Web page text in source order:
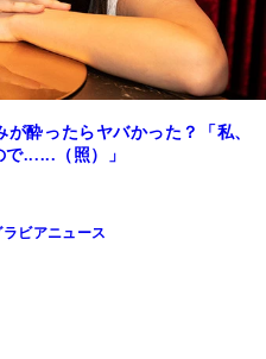
酔ったらヤバかった？「私、
......（照）」
ラビアニュース